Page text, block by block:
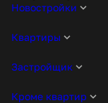
Новостройки
Квартиры
Застройщик
Кроме квартир